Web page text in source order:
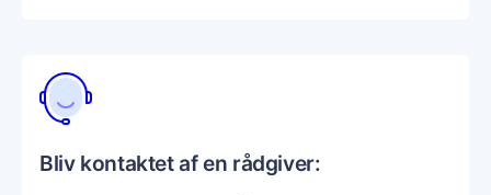
Bliv kontaktet af en rådgiver: